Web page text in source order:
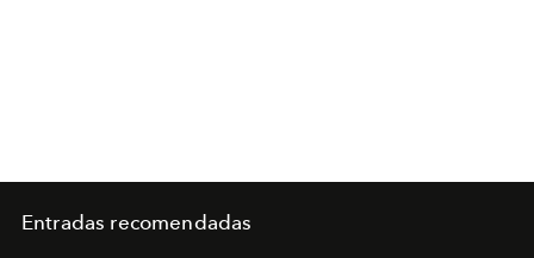
Entradas recomendadas